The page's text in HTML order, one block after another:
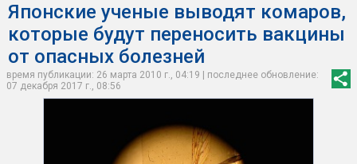
Японские ученые выводят комаров,
которые будут переносить вакцины
от опасных болезней
время публикации: 26 марта 2010 г., 04:19 | последнее обновление:
07 декабря 2017 г., 08:56